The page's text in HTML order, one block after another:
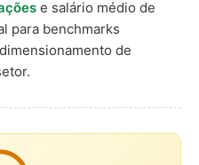
e salário médio de
para benchmarks
de